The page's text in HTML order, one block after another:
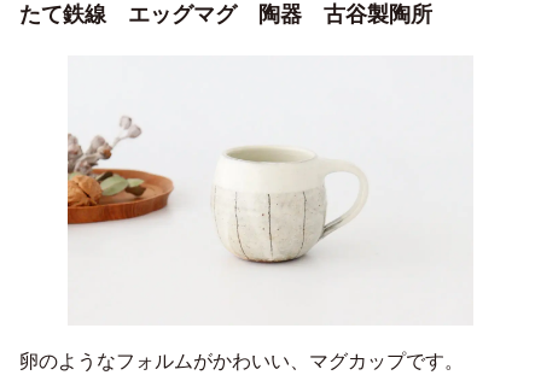
たて鉄線 エッグマグ 陶器 古谷製陶所
卵のようなフォルムがかわいい、マグカップです。